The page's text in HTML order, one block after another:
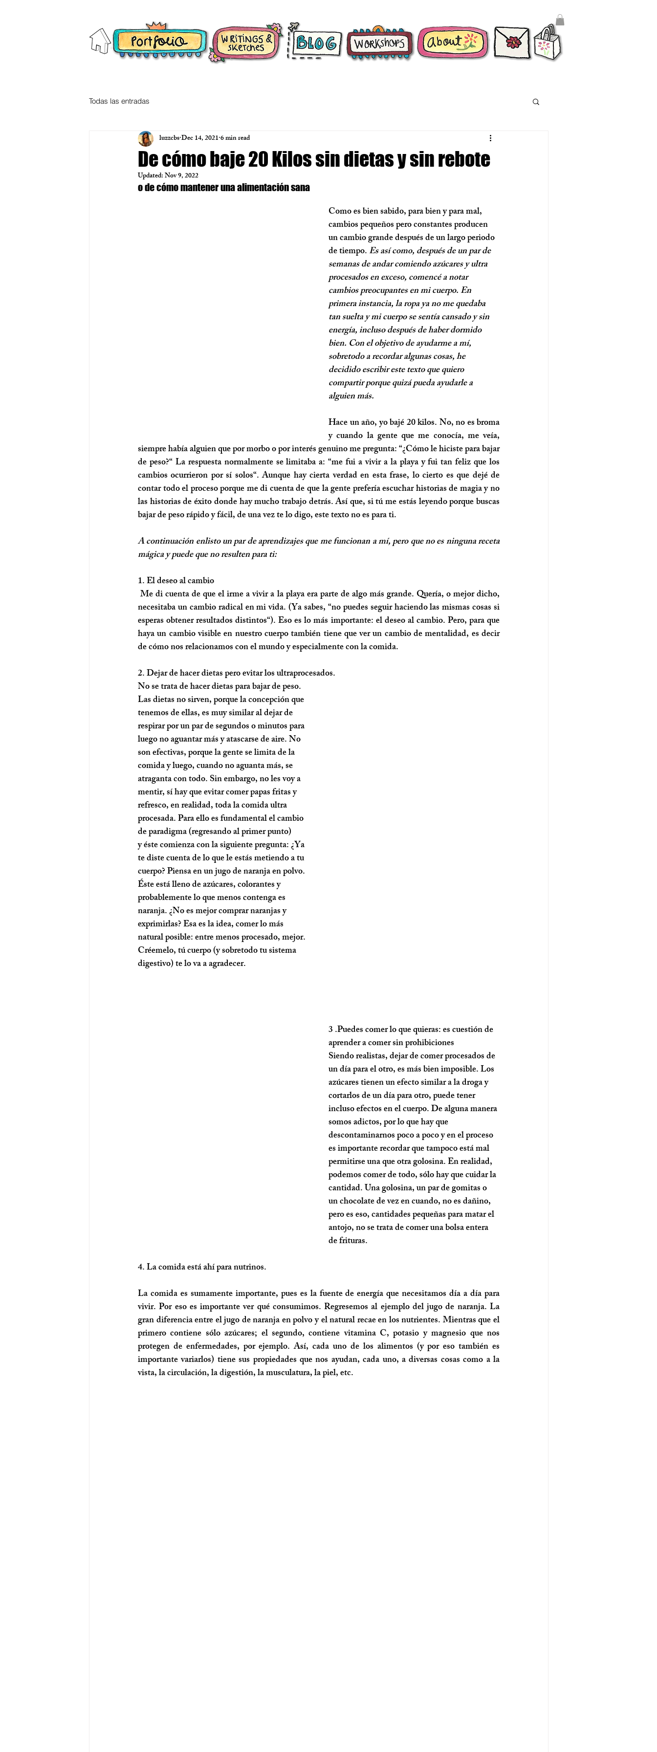
Todas las entradas
De cómo baje 20 Kilos sin dietas y sin rebote
luzzcbsDec 14, 2021 6 min read
Updated:Nov 9, 2022
o de cómo mantener una alimentación sana
Como es bien sabido, para bien y para mal,
cambios pequeños pero constantes producen
un cambio grande después de un largo periodo
de tiempo.Es así como, después de un par de
semanas de andar comiendo azúcares y ultra
procesados en exceso, comencé a notar
cambios preocupantes en mi cuerpo. En
primera instancia, la ropa ya no me quedaba
tan suelta y mi cuerpo se sentía cansado y sin
energía, incluso después de haber dormido
bien. Con el objetivo de ayudarme a mí,
sobretodo a recordar algunas cosas, he
decidido escribir este texto que quiero
compartir porque quizá pueda ayudarle a
alguien más.
Hace un año, yo bajé 20 kilos. No, no es broma
y cuando la gente que me conocía, me veía,
siempre había alguien que por morbo o por interés genuino me pregunta: “¿Cómo le hiciste para bajar
de peso?“ La respuesta normalmente se limitaba a: “me fui a vivir a la playa y fui tan feliz que los
cambios ocurrieron por sí solos“. Aunque hay cierta verdad en esta frase, lo cierto es que dejé de
contar todo el proceso porque me di cuenta de que la gente prefería escuchar historias de magia y no
las historias de éxito donde hay mucho trabajo detrás. Así que, si tú me estás leyendo porque buscas
bajar de peso rápido y fácil, de una vez te lo digo, este texto no es para ti.
A continuación enlisto un par de aprendizajes que me funcionan a mí, pero que no es ninguna receta
mágica y puede que no resulten para ti:
1. El deseo al cambio
Me di cuenta de que el irme a vivir a la playa era parte de algo más grande. Quería, o mejor dicho,
necesitaba un cambio radical en mi vida. (Ya sabes, “no puedes seguir haciendo las mismas cosas si
esperas obtener resultados distintos“). Eso es lo más importante: el deseo al cambio. Pero, para que
haya un cambio visible en nuestro cuerpo también tiene que ver un cambio de mentalidad, es decir
de cómo nos relacionamos con el mundo y especialmente con la comida.
2. Dejar de hacer dietas pero evitar los ultraprocesados.
No se trata de hacer dietas para bajar de peso.
Las dietas no sirven, porque la concepción que
tenemos de ellas, es muy similar al dejar de
respirar por un par de segundos o minutos para
luego no aguantar más y atascarse de aire. No
son efectivas, porque la gente se limita de la
comida y luego, cuando no aguanta más, se
atraganta con todo. Sin embargo, no les voy a
mentir, sí hay que evitar comer papas fritas y
refresco, en realidad, toda la comida ultra
procesada. Para ello es fundamental el cambio
de paradigma (regresando al primer punto)
y éste comienza con la siguiente pregunta: ¿Ya
te diste cuenta de lo que le estás metiendo a tu
cuerpo? Piensa en un jugo de naranja en polvo.
Éste está lleno de azúcares, colorantes y
probablemente lo que menos contenga es
naranja. ¿No es mejor comprar naranjas y
exprimirlas? Esa es la idea, comer lo más
natural posible: entre menos procesado, mejor.
Créemelo, tú cuerpo (y sobretodo tu sistema
digestivo) te lo va a agradecer.
3 .Puedes comer lo que quieras: es cuestión de
aprender a comer sin prohibiciones
Siendo realistas, dejar de comer procesados de
un día para el otro, es más bien imposible. Los
azúcares tienen un efecto similar a la droga y
cortarlos de un día para otro, puede tener
incluso efectos en el cuerpo. De alguna manera
somos adictos, por lo que hay que
descontaminarnos poco a poco y en el proceso
es importante recordar que tampoco está mal
permitirse una que otra golosina. En realidad,
podemos comer de todo, sólo hay que cuidar la
cantidad. Una golosina, un par de gomitas o
un chocolate de vez en cuando, no es dañino,
pero es eso, cantidades pequeñas para matar el
antojo, no se trata de comer una bolsa entera
de frituras.
4. La comida está ahí para nutrinos.
La comida es sumamente importante, pues es la fuente de energía que necesitamos día a día para
vivir. Por eso es importante ver qué consumimos. Regresemos al ejemplo del jugo de naranja. La
gran diferencia entre el jugo de naranja en polvo y el natural recae en los nutrientes. Mientras que el
primero contiene sólo azúcares; el segundo, contiene vitamina C, potasio y magnesio que nos
protegen de enfermedades, por ejemplo. Así, cada uno de los alimentos (y por eso también es
importante variarlos) tiene sus propiedades que nos ayudan, cada uno, a diversas cosas como a la
vista, la circulación, la digestión, la musculatura, la piel, etc.